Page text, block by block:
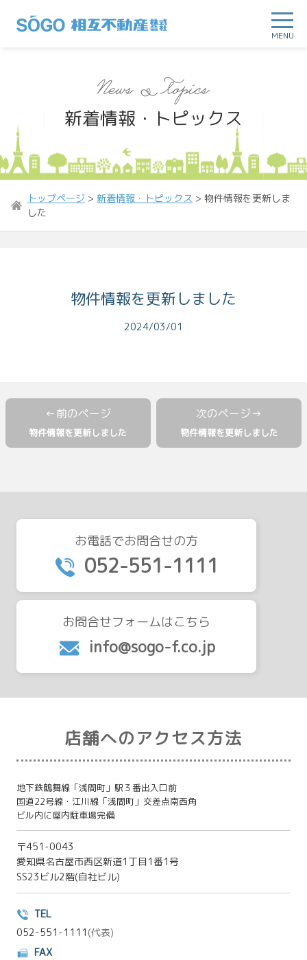
MENU
新着情報・トピックス
トップページ > 新着情報・トピックス > 物件情報を更新しま
した
物件情報を更新しました
2024/03/01
物件情報を更新しました 物件情報を更新しました
お電話でお問合せの方
052-551-1111
お問合せフォームはこちら
info@sogo-f.co.jp
店舗へのアクセス方法
地下鉄鶴舞線「浅間町」駅３番出入口前
国道22号線・江川線「浅間町」交差点南西角
ビル内に屋内駐車場完備
〒451-0043
愛知県名古屋市西区新道1丁目1番1号
SS23ビル2階(自社ビル)
TEL
052-551-1111 (代表)
FAX